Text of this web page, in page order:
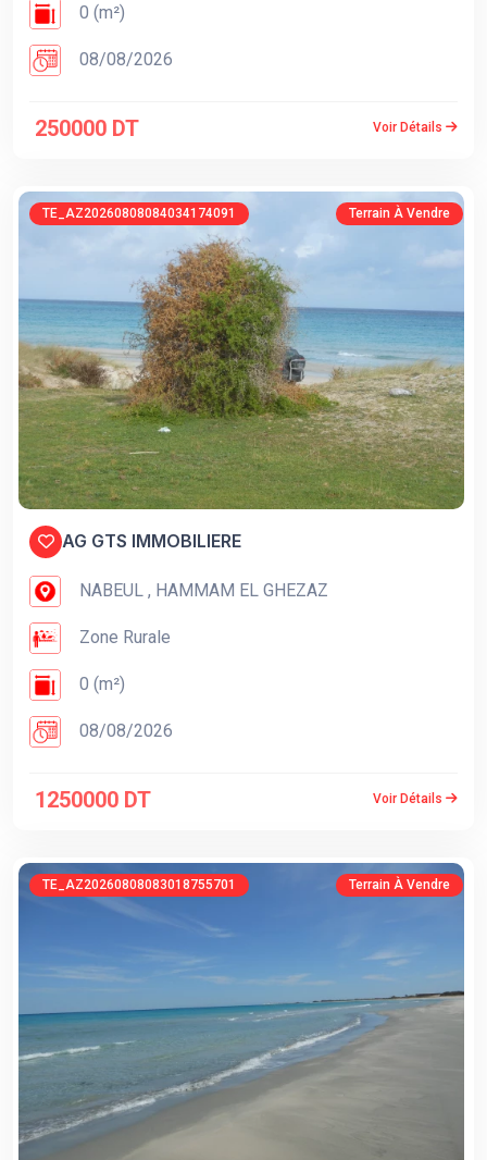
0 (m²)
08/08/2026
250000 DT Voir Détails
TE_AZ20260808084034174091 Terrain À Vendre
AG GTS IMMOBILIERE
NABEUL , HAMMAM EL GHEZAZ
Zone Rurale
0 (m²)
08/08/2026
1250000 DT Voir Détails
TE_AZ20260808083018755701 Terrain À Vendre